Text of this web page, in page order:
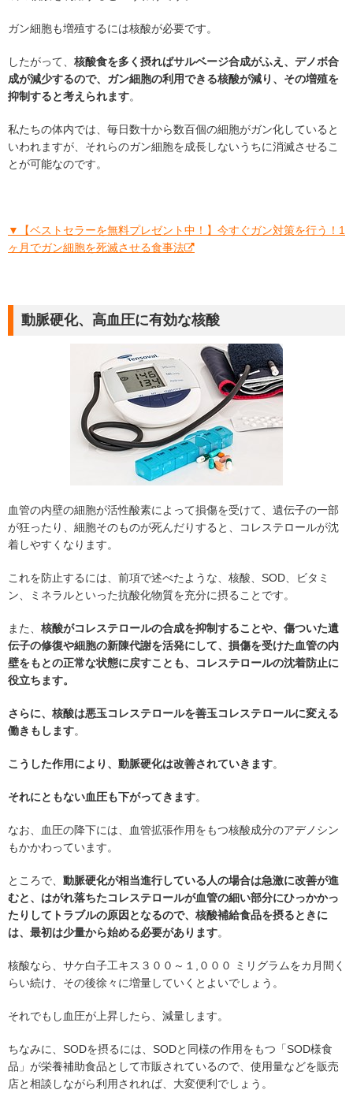
ガン細胞も増殖するには核酸が必要です。
したがって、 核酸食を多く摂ればサルベージ合成がふえ、デノボ合
成が減少するので、ガン細胞の利用できる核酸が減り、その増殖を
抑制すると考えられます。
私たちの体内では、毎日数十から数百個の細胞がガン化していると
いわれますが、それらのガン細胞を成長しないうちに消滅させるこ
とが可能なのです。
▼【ベストセラーを無料プレゼント中！】今すぐガン対策を行う！1
ヶ月でガン細胞を死滅させる食事法
動脈硬化、高血圧に有効な核酸
血管の内壁の細胞が活性酸素によって損傷を受けて、遺伝子の一部
が狂ったり、細胞そのものが死んだりすると、コレステロールが沈
着しやすくなります。
これを防止するには、前項で述べたような、核酸、SOD、ビタミ
ン、ミネラルといった抗酸化物質を充分に摂ることです。
また、 核酸がコレステロールの合成を抑制することや、傷ついた遺
伝子の修復や細胞の新陳代謝を活発にして、損傷を受けた血管の内
壁をもとの正常な状態に戻すことも、コレステロールの沈着防止に
役立ちます。
さらに、核酸は悪玉コレステロールを善玉コレステロールに変える
働きもします。
こうした作用により、動脈硬化は改善されていきます。
それにともない血圧も下がってきます。
なお、血圧の降下には、血管拡張作用をもつ核酸成分のアデノシン
もかかわっています。
ところで、 動脈硬化が相当進行している人の場合は急激に改善が進
むと、はがれ落ちたコレステロールが血管の細い部分にひっかかっ
たりしてトラブルの原因となるので、核酸補給食品を摂るときに
は、最初は少量から始める必要があります。
核酸なら、サケ白子工キス３００～１,０００ ミリグラムをカ月間く
らい続け、その後徐々に増量していくとよいでしょう。
それでもし血圧が上昇したら、減量します。
ちなみに、SODを摂るには、SODと同様の作用をもつ「SOD様食
品」が栄養補助食品として市販されているので、使用量などを販売
店と相談しながら利用されれば、大変便利でしょう。